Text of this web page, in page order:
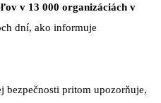
v 13 000 organizáciách v
dní, ako informuje
bezpečnosti pritom upozorňuje,